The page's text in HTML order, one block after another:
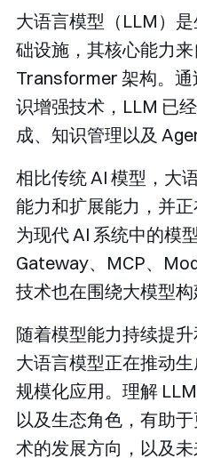
大语言模型（LLM）
础设施，其核心能力
Transformer 架构。
识增强技术，LLM 已
成、知识管理以及
相比传统 AI 模型，大
能力和扩展能力，并
为现代 AI 系统中的模
Gateway、MCP、
技术也在围绕大模型构
随着模型能力持续提
大语言模型正在推动
规模化应用。理解
以及生态角色，有助
术的发展方向，以及